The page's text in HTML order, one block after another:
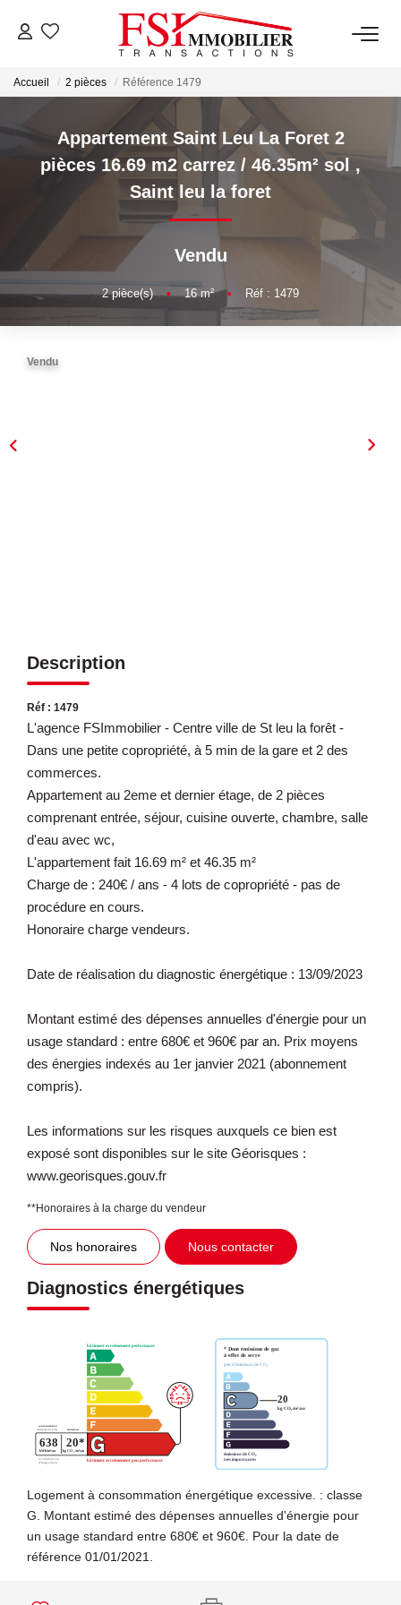
NOTRE AGENCE
Notre Équipe
VENTES
LOCATIONS
GESTION
Accueil 2 pièces Référence 1479
Appartement Saint Leu La Foret 2
pièces 16.69 m2 carrez / 46.35m² sol ,
Saint leu la foret
Vendu
2pièce(s) • 16 m² • Réf : 1479
Vendu
Description
Réf : 1479
L'agence FSImmobilier - Centre ville de St leu la forêt -
Dans une petite copropriété, à 5 min de la gare et 2 des
commerces.
Appartement au 2eme et dernier étage, de 2 pièces
comprenant entrée, séjour, cuisine ouverte, chambre, salle
d'eau avec wc,
L'appartement fait 16.69 m² et 46.35 m²
Charge de : 240€ / ans - 4 lots de copropriété - pas de
procédure en cours.
Honoraire charge vendeurs.
Date de réalisation du diagnostic énergétique : 13/09/2023
Montant estimé des dépenses annuelles d'énergie pour un
usage standard : entre 680€ et 960€ par an. Prix moyens
des énergies indexés au 1er janvier 2021 (abonnement
compris).
Les informations sur les risques auxquels ce bien est
exposé sont disponibles sur le site Géorisques :
www.georisques.gouv.fr
**Honoraires à la charge du vendeur
Nos honoraires Nous contacter
Diagnostics énergétiques
Logement à consommation énergétique excessive. : classe
G. Montant estimé des dépenses annuelles d'énergie pour
un usage standard entre 680€ et 960€. Pour la date de
référence 01/01/2021.